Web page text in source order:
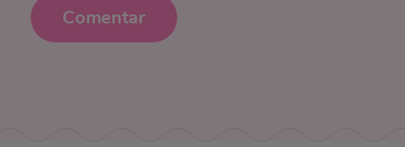
Comentar